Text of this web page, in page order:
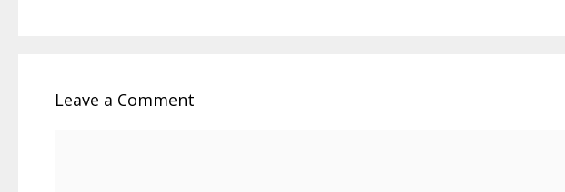
Leave a Comment